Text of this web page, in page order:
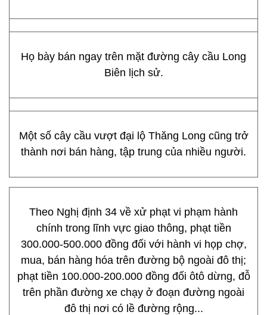
Họ bày bán ngay trên mặt đường cây cầu Long
Biên lịch sử.
Một số cây cầu vượt đại lộ Thăng Long cũng trở
thành nơi bán hàng, tập trung của nhiều người.
Theo Nghị định 34 về xử phạt vi phạm hành
chính trong lĩnh vực giao thông, phạt tiền
300.000-500.000 đồng đối với hành vi họp chợ,
mua, bán hàng hóa trên đường bộ ngoài đô thị;
phạt tiền 100.000-200.000 đồng đối ôtô dừng, đỗ
trên phần đường xe chạy ở đoạn đường ngoài
đô thị nơi có lề đường rộng...